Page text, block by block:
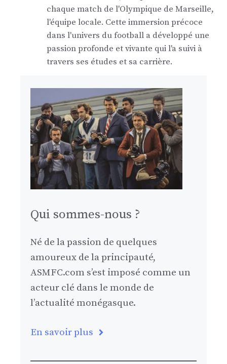
chaque match de l'Olympique de Marseille,
l'équipe locale. Cette immersion précoce
dans l'univers du football a développé une
passion profonde et vivante qui l'a suivi à
travers ses études et sa carrière.
Qui sommes-nous ?
Né de la passion de quelques
amoureux de la principauté,
ASMFC.com s’est imposé comme un
acteur clé dans le monde de
l’actualité monégasque.
En savoir plus